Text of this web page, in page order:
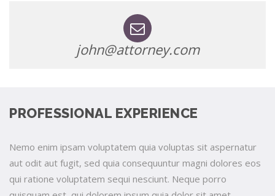
john@attorney.com
PROFESSIONAL EXPERIENCE
Nemo enim ipsam voluptatem quia voluptas sit aspernatur
aut odit aut fugit, sed quia consequuntur magni dolores eos
qui ratione voluptatem sequi nesciunt. Neque porro